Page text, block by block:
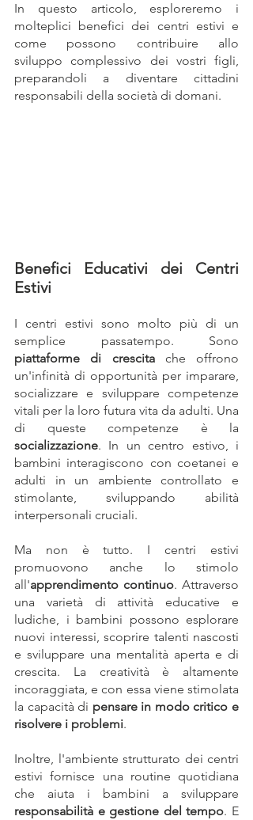
In questo articolo, esploreremo i
molteplici benefici dei centri estivi e
come possono contribuire allo
sviluppo complessivo dei vostri figli,
preparandoli a diventare cittadini
responsabili della società di domani.
Benefici Educativi dei Centri
Estivi
I centri estivi sono molto più di un
piattaforme di crescita che offrono
un'infinità di opportunità per imparare,
socializzare e sviluppare competenze
vitali per la loro futura vita da adulti. Una
socializzazione. In un centro estivo, i
bambini interagiscono con coetanei e
adulti in un ambiente controllato e
stimolante, sviluppando abilità
interpersonali cruciali.
Ma non è tutto. I centri estivi
promuovono anche lo stimolo
all'apprendimento continuo. Attraverso
una varietà di attività educative e
ludiche, i bambini possono esplorare
nuovi interessi, scoprire talenti nascosti
e sviluppare una mentalità aperta e di
crescita. La creatività è altamente
incoraggiata, e con essa viene stimolata
la capacità di pensare in modo critico e
risolvere i problemi.
Inoltre, l'ambiente strutturato dei centri
estivi fornisce una routine quotidiana
responsabilità e gestione del tempo. E